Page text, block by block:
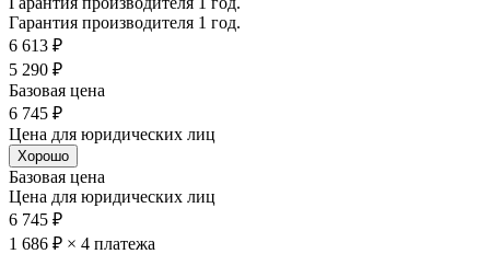
Гарантия производителя 1 год.
6 613 ₽
5 290 ₽
Базовая цена
6 745 ₽
Цена для юридических лиц
Хорошо
Базовая цена
Цена для юридических лиц
6 745 ₽
1 686 ₽ × 4 платежа